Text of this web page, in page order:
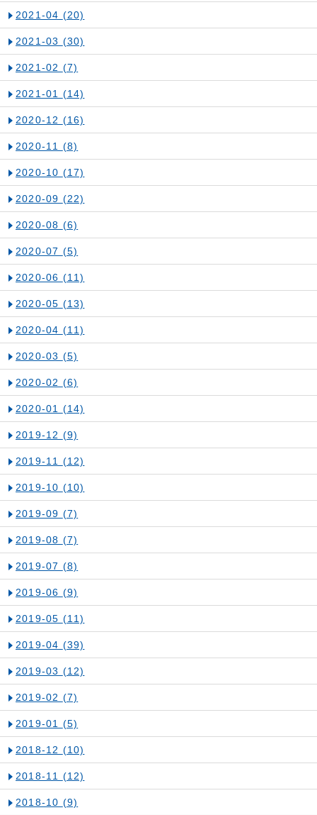
2021-04 (20)
2021-03 (30)
2021-02 (7)
2021-01 (14)
2020-12 (16)
2020-11 (8)
2020-10 (17)
2020-09 (22)
2020-08 (6)
2020-07 (5)
2020-06 (11)
2020-05 (13)
2020-04 (11)
2020-03 (5)
2020-02 (6)
2020-01 (14)
2019-12 (9)
2019-11 (12)
2019-10 (10)
2019-09 (7)
2019-08 (7)
2019-07 (8)
2019-06 (9)
2019-05 (11)
2019-04 (39)
2019-03 (12)
2019-02 (7)
2019-01 (5)
2018-12 (10)
2018-11 (12)
2018-10 (9)